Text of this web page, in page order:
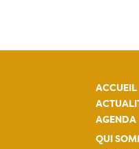
ACCUEIL
AGENDA
QUI